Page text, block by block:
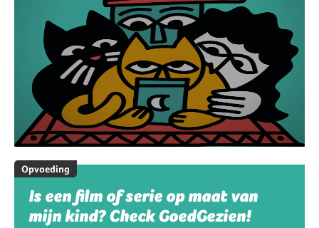
Opvoeding
Is een film of serie op maat van
mijn kind? Check GoedGezien!